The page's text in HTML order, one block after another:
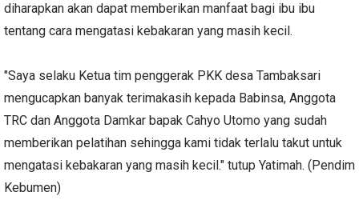
diharapkan akan dapat memberikan manfaat bagi ibu ibu
tentang cara mengatasi kebakaran yang masih kecil.
"Saya selaku Ketua tim penggerak PKK desa Tambaksari
mengucapkan banyak terimakasih kepada Babinsa, Anggota
TRC dan Anggota Damkar bapak Cahyo Utomo yang sudah
memberikan pelatihan sehingga kami tidak terlalu takut untuk
mengatasi kebakaran yang masih kecil." tutup Yatimah. (Pendim
Kebumen)